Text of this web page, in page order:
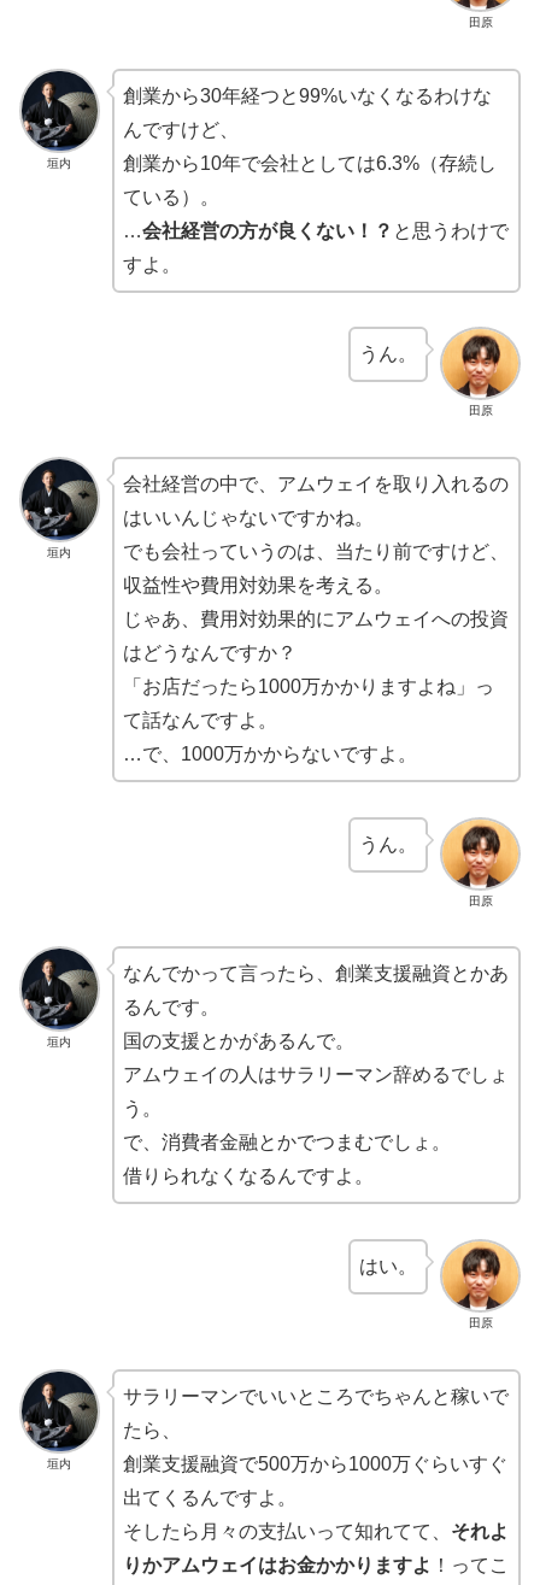
田原
垣内
創業から30年経つと99%いなくなるわけな
んですけど、
創業から10年で会社としては6.3%（存続し
ている）。
…会社経営の方が良くない！？ と思うわけで
すよ。
田原
うん。
垣内
会社経営の中で、アムウェイを取り入れるの
はいいんじゃないですかね。
でも会社っていうのは、当たり前ですけど、
収益性や費用対効果を考える。
じゃあ、費用対効果的にアムウェイへの投資
はどうなんですか？
「お店だったら1000万かかりますよね」っ
て話なんですよ。
…で、1000万かからないですよ。
田原
うん。
垣内
なんでかって言ったら、創業支援融資とかあ
るんです。
国の支援とかがあるんで。
アムウェイの人はサラリーマン辞めるでしょ
う。
で、消費者金融とかでつまむでしょ。
借りられなくなるんですよ。
田原
はい。
垣内
サラリーマンでいいところでちゃんと稼いで
たら、
創業支援融資で500万から1000万ぐらいすぐ
出てくるんですよ。
そしたら月々の支払いって知れてて、 それよ
りかアムウェイはお金かかりますよ ！ってこ